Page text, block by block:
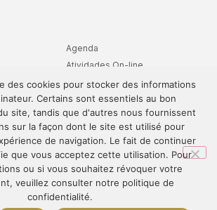
Agenda
Atividades On-line
Consultas Níveis Avançados
VIDA – Todos os direitos reservados. O
não pode ser publicado ou redistribuído sem
des cookies pour stocker des informations
Certains sont essentiels au bon
site, tandis que d'autres nous fournissent
sur la façon dont le site est utilisé pour
de navigation. Le fait de continuer
que vous acceptez cette utilisation. Pour
ou si vous souhaitez révoquer votre
veuillez consulter notre politique de
confidentialité.